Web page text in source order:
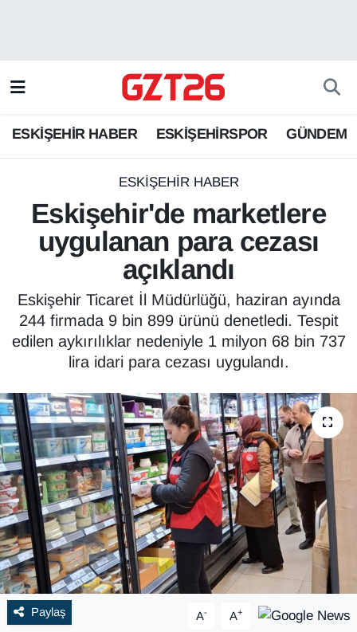
ESKİŞEHİR HABER ESKİŞEHİRSPOR GÜNDEM
ESKİŞEHİR HABER
Eskişehir'de marketlere
uygulanan para cezası
açıklandı
Eskişehir Ticaret İl Müdürlüğü, haziran ayında
244 firmada 9 bin 899 ürünü denetledi. Tespit
edilen aykırılıklar nedeniyle 1 milyon 68 bin 737
lira idari para cezası uygulandı.
Paylaş A- A+
ESKİŞEHİRSPOR
GÜNDEM
Odunpazarı Trafik Yoğunluk Haritası
Süper Lig Puan Durumu ve Fikstür
Tüm Manşetler
Son Dakika Haberleri